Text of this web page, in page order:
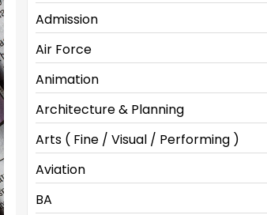
Admission
Air Force
Animation
Architecture & Planning
Arts ( Fine / Visual / Performing )
Aviation
BA